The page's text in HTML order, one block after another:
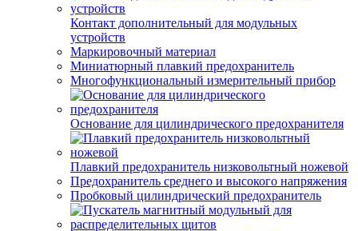
Контакт дополнительный для модульных
устройств
Маркировочный материал
Миниатюрный плавкий предохранитель
Многофункциональный измерительный прибор
Основание для цилиндрического предохранителя
Плавкий предохранитель низковольтный ножевой
Предохранитель среднего и высокого напряжения
Пробковый цилиндрический предохранитель